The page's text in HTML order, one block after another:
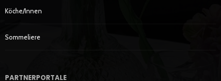
Köche/innen
Sommeliere
PARTNERPORTALE